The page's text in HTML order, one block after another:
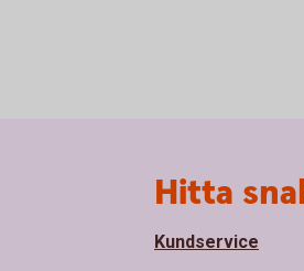
Hitta
Kundservice